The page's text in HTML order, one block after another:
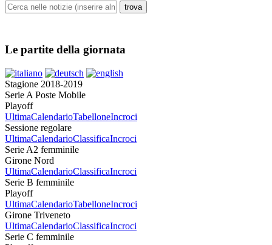
Le partite della giornata
Stagione 2018-2019
Serie A Poste Mobile
Playoff
UltimaCalendarioTabelloneIncroci
Sessione regolare
UltimaCalendarioClassificaIncroci
Serie A2 femminile
Girone Nord
UltimaCalendarioClassificaIncroci
Serie B femminile
Playoff
UltimaCalendarioTabelloneIncroci
Girone Triveneto
UltimaCalendarioClassificaIncroci
Serie C femminile